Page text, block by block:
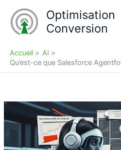
contenu
Optimisation
Conversion
Accueil
AI
Qu’est-ce que Salesforce